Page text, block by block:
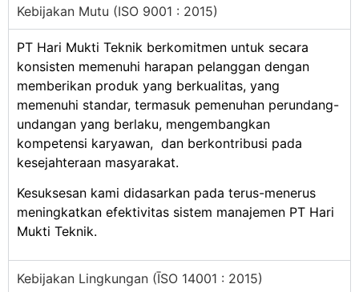
Kebijakan Mutu (ISO 9001 : 2015)
PT Hari Mukti Teknik berkomitmen untuk secara
konsisten memenuhi harapan pelanggan dengan
memberikan produk yang berkualitas, yang
memenuhi standar, termasuk pemenuhan perundang-
undangan yang berlaku, mengembangkan
kompetensi karyawan, dan berkontribusi pada
kesejahteraan masyarakat.
Kesuksesan kami didasarkan pada terus-menerus
meningkatkan efektivitas sistem manajemen PT Hari
Mukti Teknik.
Kebijakan Lingkungan (ĪSO 14001 : 2015)